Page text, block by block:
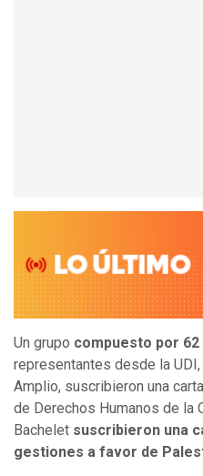
Un grupo compuesto por
representantes desde la
Amplio, suscribieron una
de Derechos Humanos de la
Bachelet suscribieron una
gestiones a favor de